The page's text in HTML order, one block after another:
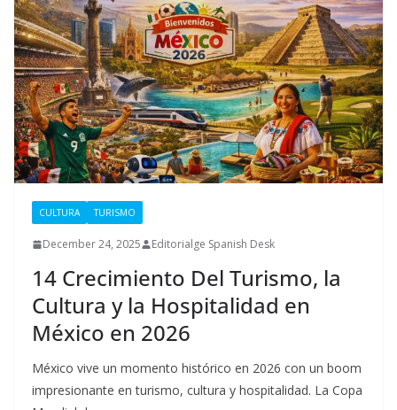
CULTURA TURISMO
December 24, 2025 Editorialge Spanish Desk
14 Crecimiento Del Turismo, la
Cultura y la Hospitalidad en
México en 2026
México vive un momento histórico en 2026 con un boom
impresionante en turismo, cultura y hospitalidad. La Copa